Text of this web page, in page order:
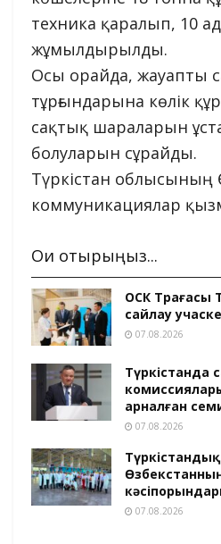
техника қаралып, 10
жұмылдырылды.
Осы орайда, жауапты
тұрғындарына көлік
сақтық шараларын
болуларын сұрайды.
Түркістан облысының
коммуникациялар
Оқи отырыңыз...
ОСК Төрағасы
сайлау
07.08.2026
Түркістанда
арналған
07.08.2026
07.08.2026